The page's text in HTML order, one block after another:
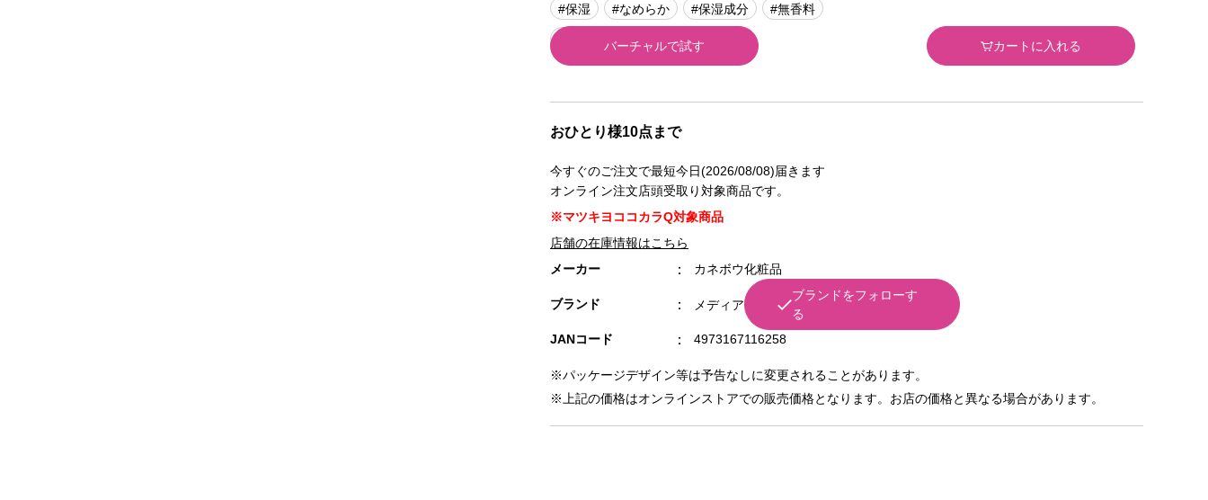
#保湿 #なめらか #保湿成分 #無香料
#コラーゲン #口紅
おひとり様10点まで
今すぐのご注文で最短今日(2026/08/08)届きます
オンライン注文店頭受取り対象商品です。
※マツキヨココカラQ対象商品
店舗の在庫情報はこちら
メーカー カネボウ化粧品
ブランド メディア
ブランドをフォローす
る
JANコード
4973167116258
※パッケージデザイン等は予告なしに変更されることがあります。
※上記の価格はオンラインストアでの販売価格となります。お店の価格と異なる場合があります。
カートに入れる
バーチャルで試す